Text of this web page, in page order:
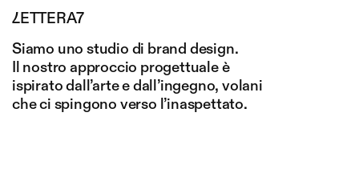
LETTERA7
Siamo uno studio di brand design.
Il nostro approccio progettuale è
ispirato dall’arte e dall’ingegno, volani
che ci spingono verso l’inaspettato.